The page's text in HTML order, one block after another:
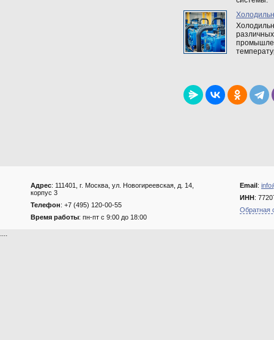
Адрес: 111401, г. Москва, ул. Новогиреевская, д. 14,
корпус 3
Телефон: +7 (495) 120-00-55
Время работы: пн-пт с 9:00 до 18:00
Email:
ИНН:
Обратная
....